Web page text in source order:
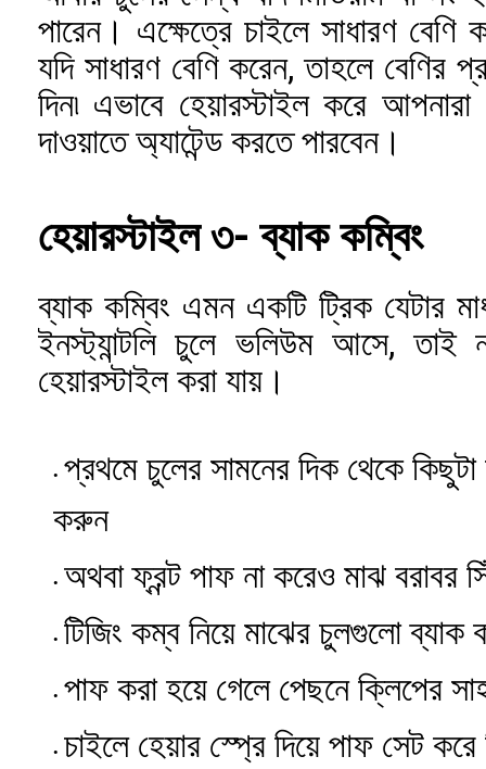
পারেন। এক্ষেত্রে চাইলে সাধারণ বেণি
যদি সাধারণ বেণি করেন, তাহলে
দিন৷ এভাবে হেয়ারস্টাইল করে
দাওয়াতে অ্যাটেন্ড করতে পারবেন।
হেয়ারস্টাইল ৩- ব্যাক কম্বিং
ব্যাক কম্বিং এমন একটি ট্রিক যেটার
ইনস্ট্যান্টলি চুলে ভলিউম আসে, তাই
হেয়ারস্টাইল করা যায়।
প্রথমে চুলের সামনের দিক থেকে
করুন
অথবা ফ্রন্ট পাফ না করেও মাঝ বরাবর
টিজিং কম্ব নিয়ে মাঝের চুলগুলো
পাফ করা হয়ে গেলে পেছনে ক্লিপের
চাইলে হেয়ার স্প্রে দিয়ে পাফ সেট করে